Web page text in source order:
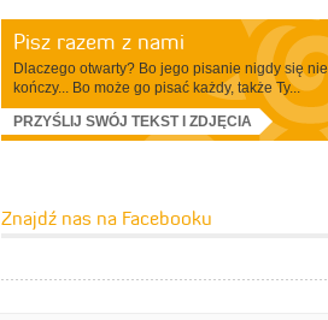
Pisz razem z nami
Dlaczego otwarty? Bo jego pisanie nigdy się nie
kończy... Bo może go pisać każdy, także Ty...
PRZYŚLIJ SWÓJ TEKST I ZDJĘCIA
Znajdź nas na Facebooku